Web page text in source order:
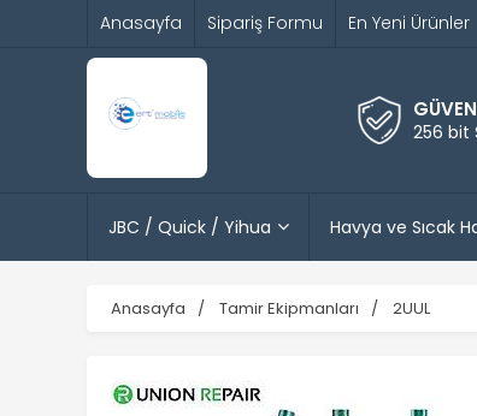
Anasayfa Sipariş Formu En Yeni Ürünler
256 bit
JBC / Quick / Yihua Havya ve Sıcak
Anasayfa Tamir Ekipmanları 2UUL